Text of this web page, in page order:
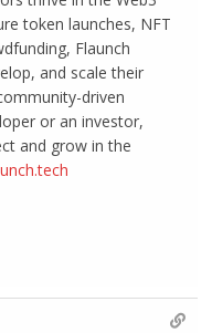
token launches, NFT
Flaunch
and scale their
driven
or an investor,
and grow in the